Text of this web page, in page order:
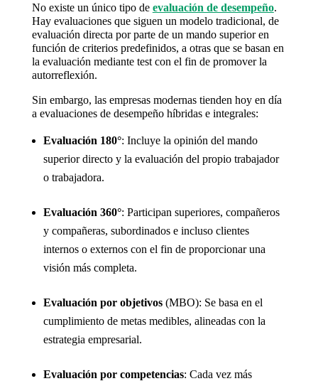
No existe un único tipo de evaluación de desempeño.
Hay evaluaciones que siguen un modelo tradicional, de
evaluación directa por parte de un mando superior en
función de criterios predefinidos, a otras que se basan en
la evaluación mediante test con el fin de promover la
autorreflexión.
Sin embargo, las empresas modernas tienden hoy en día
a evaluaciones de desempeño híbridas e integrales:
Evaluación 180°: Incluye la opinión del mando
superior directo y la evaluación del propio trabajador
o trabajadora.
Evaluación 360°: Participan superiores, compañeros
y compañeras, subordinados e incluso clientes
internos o externos con el fin de proporcionar una
visión más completa.
Evaluación por objetivos(MBO): Se basa en el
cumplimiento de metas medibles, alineadas con la
estrategia empresarial.
Evaluación por competencias: Cada vez más